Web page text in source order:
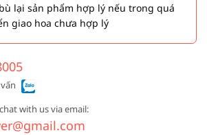
lại sản phẩm hợp lý nếu trong quá
giao hoa chưa hợp lý
with us via email: